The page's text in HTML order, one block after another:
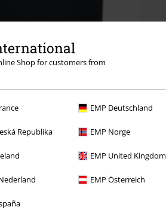
Shop for customers from
EMP Deutschland
Republika EMP Norge
EMP United Kingdom
EMP Österreich